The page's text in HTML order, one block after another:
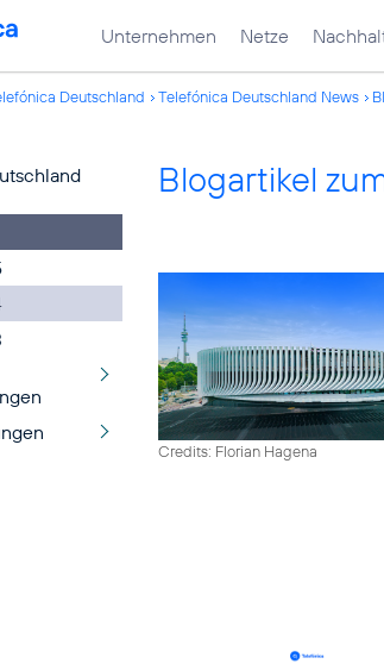
Unternehmen Netze
Deutschland Telefónica Deutschland News
Blogartikel
Credits: Florian Hagena